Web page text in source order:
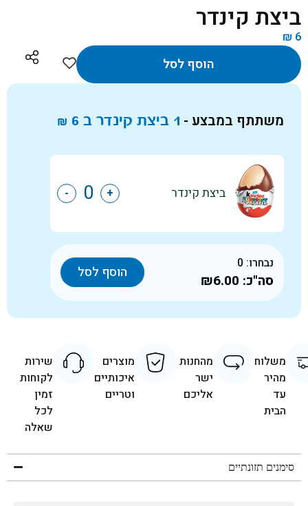
ביצת קינדר
₪ 6
הוסף לסל
משתתף במבצע - 1 ביצת קינדר ב ₪ 6
ביצת קינדר +
-
נבחרו: 0
סה"כ: ₪6.00 הוסף לסל
משלוח
מהיר
עד
הבית
מהחנות
ישר
אליכם
מוצרים
איכותיים
וטריים
שירות
לקוחות
זמין
לכל
שאלה
סימנים תזונתיים